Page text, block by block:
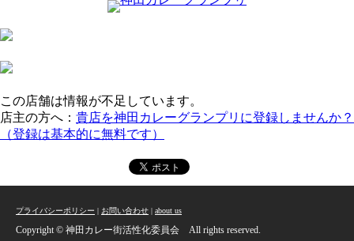
この店舗は情報が不足しています。
店主の方へ： 貴店を神田カレーグランプリに登録しませんか？
（登録は基本的に無料です）
プライバシーポリシー | お問い合わせ | about us
Copyright © 神田カレー街活性化委員会 All rights reserved.